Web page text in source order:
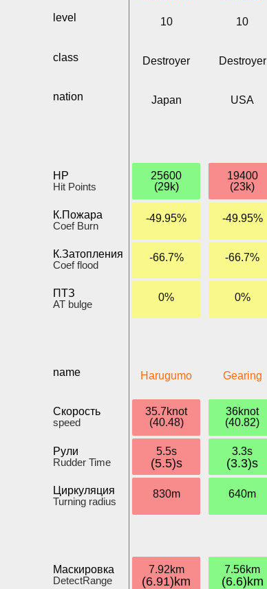
level
class
nation
HP
Hit Points
К.Пожара
Coef Burn
К.Затопления
Coef flood
ПТЗ
AT bulge
name
Скорость
speed
Рули
Rudder Time
Циркуляция
Turning radius
Маскировка
DetectRange
10
Destroyer
Japan
25600
(29k)
-49.95%
-66.7%
0%
Harugumo
35.7knot
(40.48)
5.5s
(5.5)s
830m
7.92km
(6.91)km
10
Destroyer
USA
19400
(23k)
-49.95%
-66.7%
0%
Gearing
36knot
(40.82)
3.3s
(3.3)s
640m
7.56km
(6.6)km